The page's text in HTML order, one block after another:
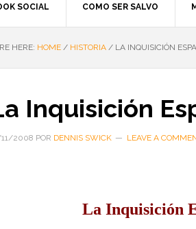
SOCIAL COMO SER SALVO
HERE: HOME / HISTORIA / LA INQUISICIÓN
Inquisición
11/2008 POR DENNIS SWICK LEAVE A
La Inquisición